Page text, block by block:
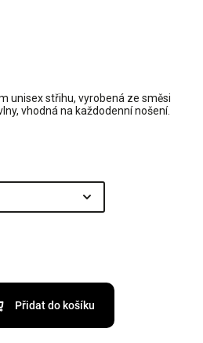
unisex střihu, vyrobená ze směsi
vhodná na každodenní nošení.
Přidat do košíku